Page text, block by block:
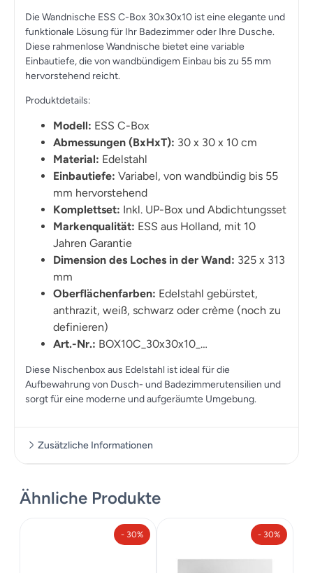
Die Wandnische ESS C-Box 30x30x10 ist eine elegante und
funktionale Lösung für Ihr Badezimmer oder Ihre Dusche.
Diese rahmenlose Wandnische bietet eine variable
Einbautiefe, die von wandbündigem Einbau bis zu 55 mm
hervorstehend reicht.
Produktdetails:
Modell: ESS C-Box
Abmessungen (BxHxT): 30 x 30 x 10 cm
Material: Edelstahl
Einbautiefe: Variabel, von wandbündig bis 55
mm hervorstehend
Komplettset: Inkl. UP-Box und Abdichtungsset
Markenqualität: ESS aus Holland, mit 10
Jahren Garantie
Dimension des Loches in der Wand: 325 x 313
mm
Oberflächenfarben: Edelstahl gebürstet,
anthrazit, weiß, schwarz oder crème (noch zu
definieren)
Art.-Nr.: BOX10C_30x30x10_…
Diese Nischenbox aus Edelstahl ist ideal für die
Aufbewahrung von Dusch- und Badezimmerutensilien und
sorgt für eine moderne und aufgeräumte Umgebung.
Zusätzliche Informationen
Zusätzliche Informationen
30 × 30 cm
Ähnliche Produkte
- 30% - 30%